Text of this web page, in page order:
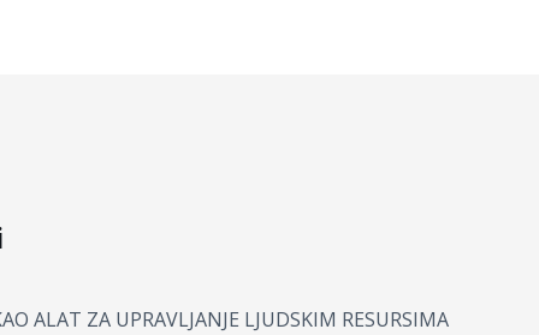
ALAT ZA UPRAVLJANJE LJUDSKIM RESURSIMA